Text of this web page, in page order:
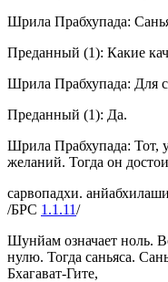
Шрила Прабхупада:
Преданный (1): Какие
Шрила Прабхупада: Для
Преданный (1): Да.
Шрила Прабхупада: Тот,
желаний. Тогда он
сарвопадхи.
/БРС 1.1.11/
Шунйам означает ноль.
нулю. Тогда саньяса.
Бхагават-Гите,